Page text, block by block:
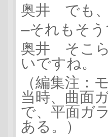
奥井 でも、
―それもそ
奥井 そこら
いですね。
（編集注：
当時、曲面
で、平面ガ
ある。）